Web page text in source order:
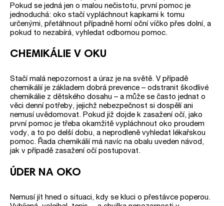
Pokud se jedná jen o malou nečistotu, první pomoc je
jednoduchá: oko stačí vypláchnout kapkami k tomu
určenými, přetáhnout případně horní oční víčko přes dolní, a
pokud to nezabírá, vyhledat odbornou pomoc.
CHEMIKÁLIE V OKU
Stačí malá nepozornost a úraz je na světě. V případě
chemikálií je základem dobrá prevence – odstranit škodlivé
chemikálie z dětského dosahu – a může se často jednat o
věci denní potřeby, jejichž nebezpečnost si dospělí ani
nemusí uvědomovat. Pokud již dojde k zasažení očí, jako
první pomoc je třeba okamžitě vypláchnout oko proudem
vody, a to po delší dobu, a neprodleně vyhledat lékařskou
pomoc. Řada chemikálií má navíc na obalu uveden návod,
jak v případě zasažení očí postupovat.
ÚDER NA OKO
Nemusí jít hned o situaci, kdy se kluci o přestávce poperou.